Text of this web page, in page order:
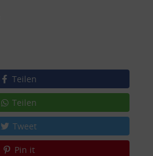
Teilen
Teilen
Tweet
Pin it